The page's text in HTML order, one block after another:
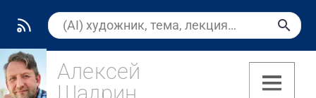
Алексей